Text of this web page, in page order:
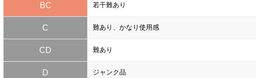
BC 若干難あり
C 難あり、かなり使用感
CD 難あり
D ジャンク品